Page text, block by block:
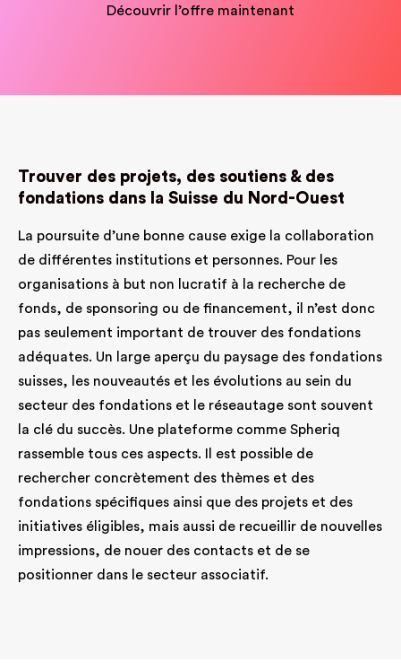
Découvrir l’offre maintenant
Trouver des projets, des soutiens & des
fondations dans la Suisse du Nord-Ouest
La poursuite d’une bonne cause exige la collaboration
de différentes institutions et personnes. Pour les
organisations à but non lucratif à la recherche de
fonds, de sponsoring ou de financement, il n’est donc
pas seulement important de trouver des fondations
adéquates. Un large aperçu du paysage des fondations
suisses, les nouveautés et les évolutions au sein du
secteur des fondations et le réseautage sont souvent
la clé du succès. Une plateforme comme Spheriq
rassemble tous ces aspects. Il est possible de
rechercher concrètement des thèmes et des
fondations spécifiques ainsi que des projets et des
initiatives éligibles, mais aussi de recueillir de nouvelles
impressions, de nouer des contacts et de se
positionner dans le secteur associatif.